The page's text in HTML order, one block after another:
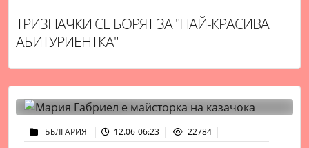
ТРИЗНАЧКИ СЕ БОРЯТ ЗА "НАЙ-КРАСИВА
АБИТУРИЕНТКА"
БЪЛГАРИЯ 12.06 06:23 22784